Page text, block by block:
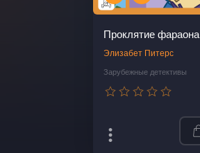
Проклятие фараона
Элизабет Питерс
Зарубежные детективы